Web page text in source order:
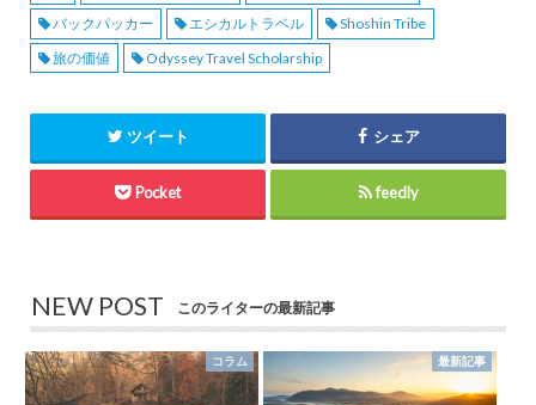
バックパッカー エシカルトラベル
Shoshin Tribe
旅の価値
Odyssey Travel Scholarship
ツイート シェア
Pocket feedly
NEW POST このライターの最新記事
コラム 最新記事